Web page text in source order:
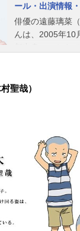
ール・出演情報
俳優の遠藤璃菜
んは、2005年10
聖哉）